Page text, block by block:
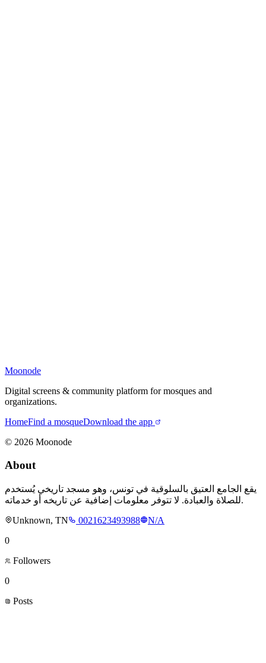
Moonode
Digital screens & community platform for mosques and
organizations.
HomeFind a mosqueDownload the app
© 2026 Moonode
About
يقع الجامع العتيق بالسلوقية في تونس، وهو مسجد تاريخي يُستخدم
للصلاة والعبادة. لا تتوفر معلومات إضافية عن تاريخه أو خدماته.
Unknown, TN
0021623493988
N/A
0
Followers
0
Posts